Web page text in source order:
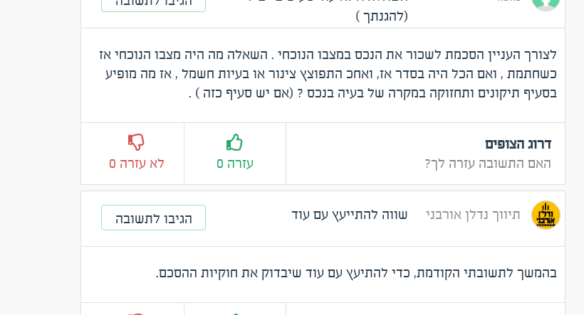
(להגנתך )
לצורך העניין הסכמת לשכור את הנכס במצבו הנוכחי . השאלה מה היה מצבו הנוכחי אז
כשחתמת , ואם הכל היה בסדר אז, ואחכ התפוצץ צינור או בעיות חשמל , אז מה מופיע
בסעיף תיקונים ותחזוקה במקרה של בעיה בנכס ? (אם יש סעיף כזה ) .
דרוג הצופים
האם התשובה עזרה לך?
עזרה 0 לא עזרה 0
תיווך נדלן אורבני שווה להתייעץ עם עוד הגיבו לתשובה
בהמשך לתשובתי הקודמת, כדי להתיעץ עם עוד שיבדוק את חוקיות ההסכם.